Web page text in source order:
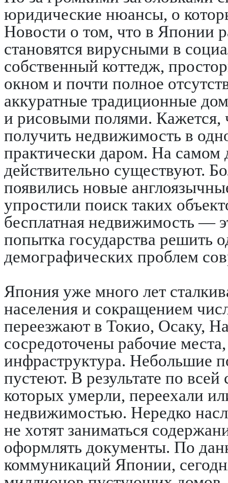
юридические нюансы, о
Новости о том, что в Японии
становятся вирусными в
собственный коттедж,
окном и почти полное
аккуратные традиционные
и рисовыми полями. Кажется,
получить недвижимость в
практически даром. На
действительно существуют.
появились новые
упростили поиск таких
бесплатная недвижимость —
попытка государства решить
демографических проблем
Япония уже много лет
населения и сокращением
переезжают в Токио, Осаку,
сосредоточены рабочие
инфраструктура. Небольшие
пустеют. В результате по
которых умерли, переехали
недвижимостью. Нередко
не хотят заниматься
оформлять документы. По
коммуникаций Японии,